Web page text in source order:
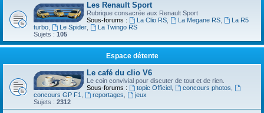
Les Renault Sport
Rubrique consacrée aux Renault Sport
Sous-forums :
La Clio RS, La Megane RS,
La R5
turbo, Le Spider,
La Twingo RS
Sujets : 105
Espace détente
Le café du clio V6
Le coin convivial pour discuter de tout et de rien.
Sous-forums :
topic Officiel , concours photos,
concours GP F1, reportages,
jeux
Sujets : 2312